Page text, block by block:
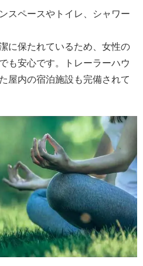
スペースやトイレ、シャワー
に保たれているため、女性の
も安心です。トレーラーハウ
屋内の宿泊施設も完備されて